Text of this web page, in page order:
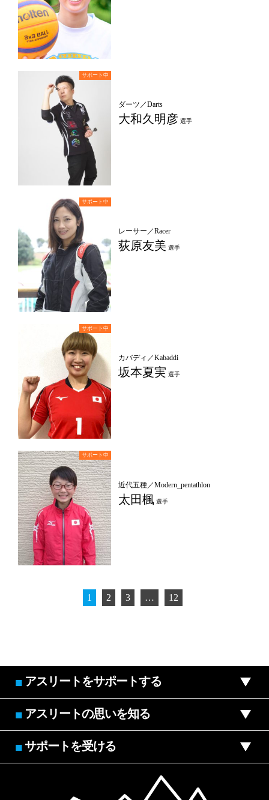
ダーツ／Darts
大和久明彦 選手
レーサー／Racer
荻原友美 選手
カバディ／Kabaddi
坂本夏実 選手
近代五種／Modern_pentathlon
太田楓選手
1 2 3 … 12
■ アスリートをサポートする
■ アスリートの思いを知る
■サポートを受ける